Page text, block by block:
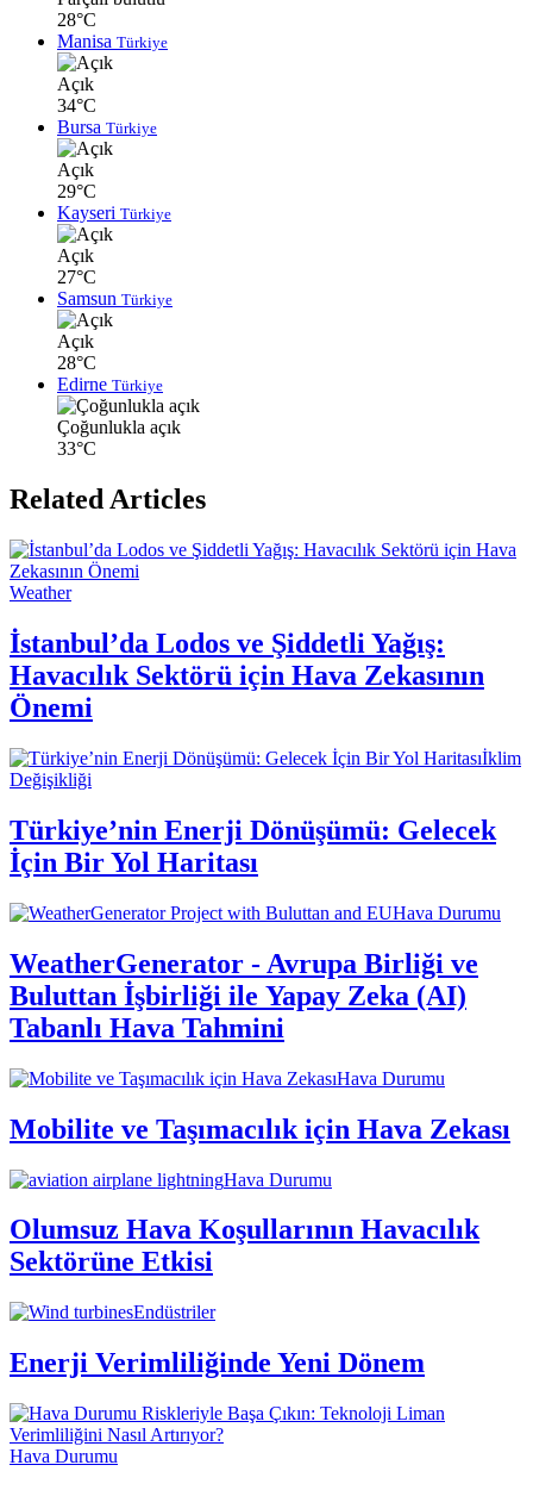
28°C
Manisa Türkiye
Açık
34°C
Bursa Türkiye
Açık
29°C
Kayseri Türkiye
Açık
27°C
Samsun Türkiye
Açık
28°C
Edirne Türkiye
Çoğunlukla açık
33°C
Related Articles
Weather
İstanbul’da Lodos ve Şiddetli Yağış:
Havacılık Sektörü için Hava Zekasının
Önemi
İklim
Değişikliği
Türkiye’nin Enerji Dönüşümü: Gelecek
İçin Bir Yol Haritası
Hava Durumu
WeatherGenerator - Avrupa Birliği ve
Buluttan İşbirliği ile Yapay Zeka (AI)
Tabanlı Hava Tahmini
Hava Durumu
Mobilite ve Taşımacılık için Hava Zekası
Hava Durumu
Olumsuz Hava Koşullarının Havacılık
Sektörüne Etkisi
Endüstriler
Enerji Verimliliğinde Yeni Dönem
Hava Durumu